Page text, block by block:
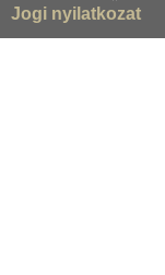
Jogi nyilatkozat